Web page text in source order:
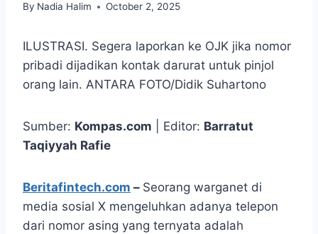
By Nadia Halim October 2, 2025
ILUSTRASI. Segera laporkan ke OJK jika nomor
pribadi dijadikan kontak darurat untuk pinjol
orang lain. ANTARA FOTO/Didik Suhartono
Sumber: Kompas.com | Editor: Barratut
Taqiyyah Rafie
Beritafintech.com – Seorang warganet di
media sosial X mengeluhkan adanya telepon
dari nomor asing yang ternyata adalah